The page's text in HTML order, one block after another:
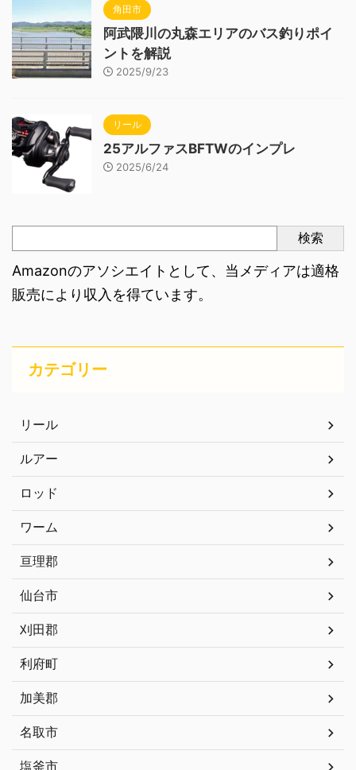
角田市
阿武隈川の丸森エリアのバス釣りポイ
ントを解説
2025/9/23
リール
25アルファスBFTWのインプレ
2025/6/24
検索
Amazonのアソシエイトとして、当メディアは適格
販売により収入を得ています。
カテゴリー
リール
ルアー
ロッド
ワーム
亘理郡
仙台市
刈田郡
利府町
加美郡
名取市
塩釜市